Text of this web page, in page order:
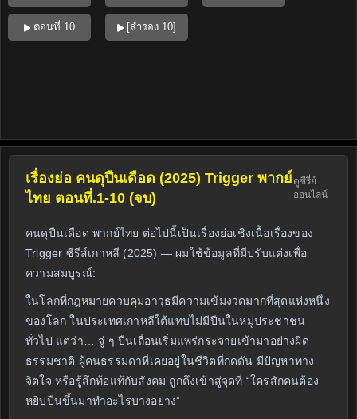
ตอนที่ 10 [สำรอง 10]
เรื่องย่อ คนดุปืนเดือด (2025) Trigger พากย์
ไทย ตอนที่.1-10 (จบ)
ดูซีรี่ย์
ออนไลน์
คนดุปืนเดือด พากย์ไทย ต่อไปนี้เป็นเรื่องย่อเชิงเนื้อเรื่องของ
Trigger ซีรีส์เกาหลี (2025) — ผมใช้ข้อมูลที่มีปรับแต่งเพื่อ
ความสมบูรณ์:
ในโลกที่กฎหมายควบคุมอาวุธมีความเข้มงวดมากที่สุดแห่งหนึ่ง
ของโลก ในประเทศเกาหลีใต้แทบไม่มีปืนในหมู่ประชาชน
ทั่วไป แต่ว่า… จู่ ๆ ปืนเถื่อนเริ่มแพร่กระจายเข้ามาอย่างผิด
ธรรมชาติ ผู้คนธรรมดาที่เคยอยู่ในชีวิตที่กดดัน มีปัญหาทาง
จิตใจ หรือรู้สึกท้อแท้กับสังคม ถูกดึงเข้าสู่จุดที่ “ใครสักคนต้อง
หยิบปืนขึ้นมาทำอะไรบางอย่าง”